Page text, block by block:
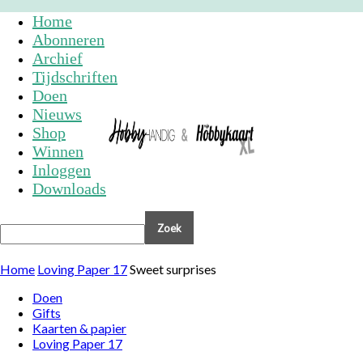
Home
Abonneren
Archief
Tijdschriften
Doen
Nieuws
Shop
Winnen
Inloggen
Downloads
Home Loving Paper 17Sweet surprises
Doen
Gifts
Kaarten & papier
Loving Paper 17